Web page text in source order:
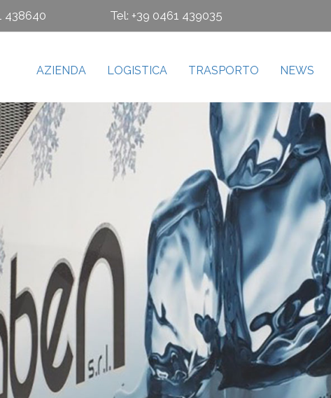
438640 Tel: +39 0461 439035
AZIENDA LOGISTICA TRASPORTO NEWS